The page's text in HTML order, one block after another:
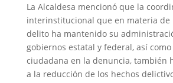
La Alcaldesa mencionó que la
interinstitucional que en materia de
delito ha mantenido su
gobiernos estatal y federal, así
ciudadana en la denuncia, también
a la reducción de los hechos